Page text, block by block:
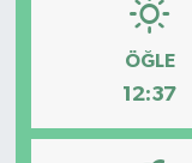
ÖĞLE
12:37